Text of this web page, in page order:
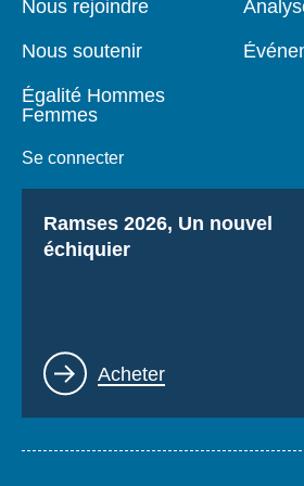
Nous rejoindre
Nous soutenir
Égalité Hommes
Femmes
Se connecter
Titre
Ramses 2026, Un nouvel
échiquier
Lien
Acheter